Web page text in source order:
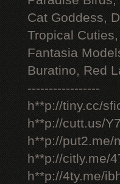
Cat Goddess,
Tropical
Fantasia
Buratino, Red
-----------------
h**p://tiny.cc/
h**p://cutt.us/
h**p://put2.me/
h**p://citly.me/
h**p://4ty.me/